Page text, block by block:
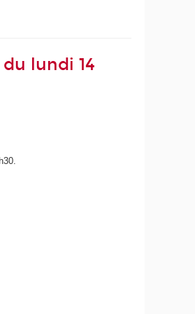
lundi 14